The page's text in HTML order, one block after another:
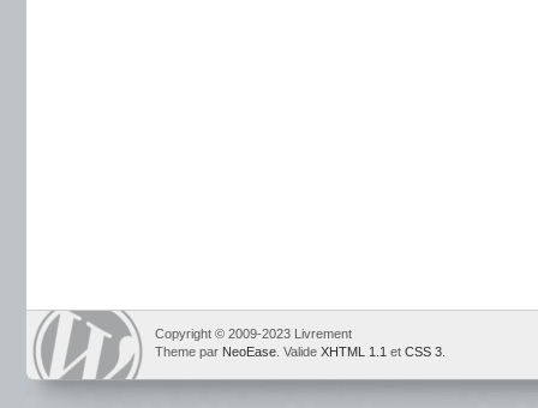
Copyright © 2009-2023 Livrement
Theme par NeoEase . Valide XHTML 1.1 et CSS 3